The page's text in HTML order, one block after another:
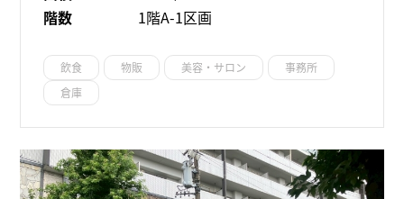
階数
1階A-1区画
飲食 物販 美容・サロン
事務所
倉庫